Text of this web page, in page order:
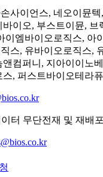
사이언스, 네오이뮨
이오, 부스트이뮨,
이엠바이오로직스, 아
스, 유바이오로직스,
컴퍼니, 지아이이노
, 퍼스트바이오테라
터 무단전재 및 재배